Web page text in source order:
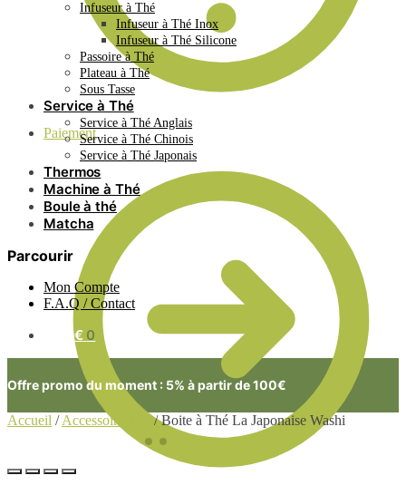
Paiement
Infuseur à Thé
Infuseur à Thé Inox
Infuseur à Thé Silicone
Passoire à Thé
Plateau à Thé
Sous Tasse
Service à Thé
Service à Thé Anglais
Service à Thé Chinois
Service à Thé Japonais
Thermos
Machine à Thé
Boule à thé
Matcha
Parcourir
Mon Compte
F.A.Q / Contact
0.00€ 0
Offre promo du moment : 5% à partir de 100€
Accueil /Accessoire Thé /Boite à Thé La Japonaise Washi